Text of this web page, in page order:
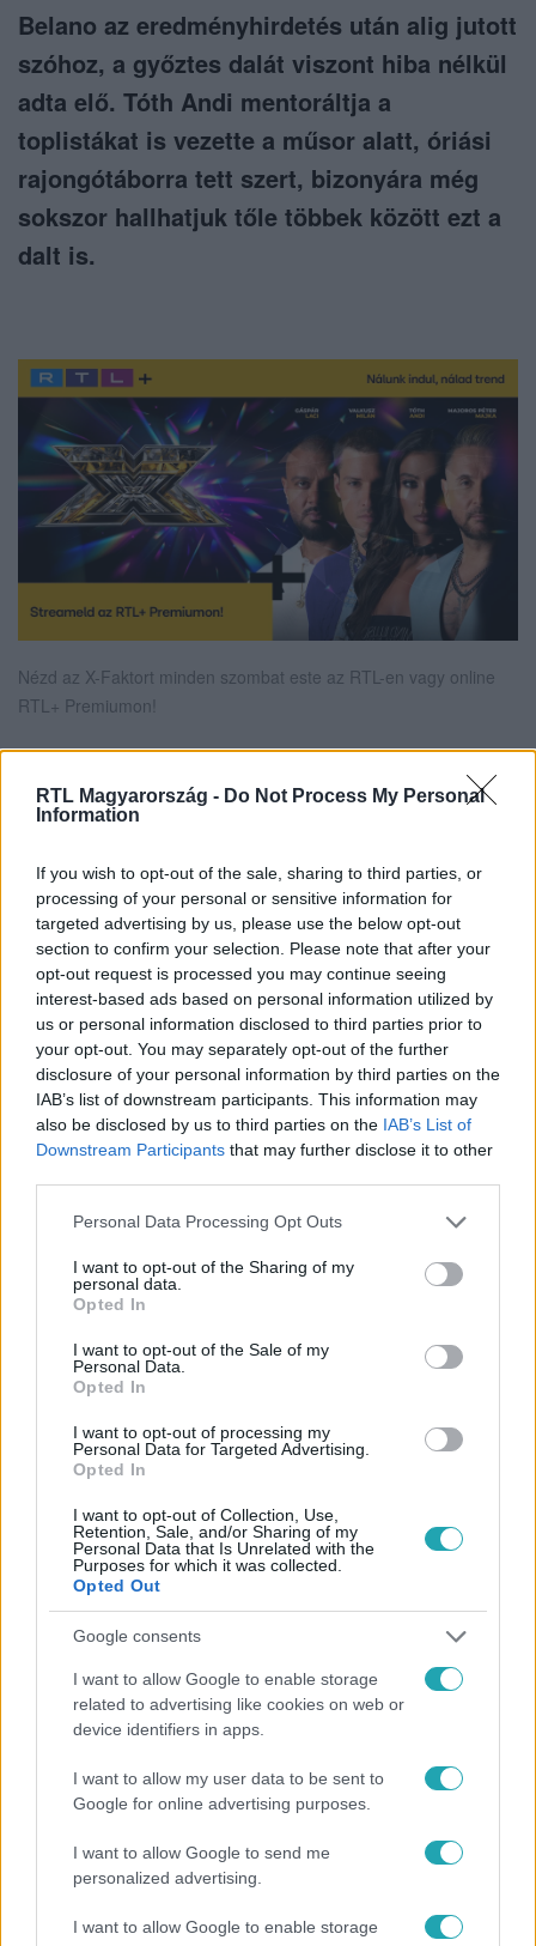
RTL Magyarország - Do Not Process My Personal
Information
If you wish to opt-out of the sale, sharing to third parties, or
processing of your personal or sensitive information for
targeted advertising by us, please use the below opt-out
section to confirm your selection. Please note that after your
opt-out request is processed you may continue seeing
interest-based ads based on personal information utilized by
us or personal information disclosed to third parties prior to
your opt-out. You may separately opt-out of the further
disclosure of your personal information by third parties on the
IAB’s list of downstream participants. This information may
also be disclosed by us to third parties on the IAB’s List of
Downstream Participants that may further disclose it to other
Please note that this website/app uses one or more Google
not limited to your visit or usage behaviour. You may click to
grant or deny consent to Google and its third-party tags to
use your data for below specified purposes in below Google
consent section.
Personal Data Processing Opt Outs
I want to opt-out of the Sharing of my
personal data.
Opted In
I want to opt-out of the Sale of my
Personal Data.
Opted In
I want to opt-out of processing my
Personal Data for Targeted Advertising.
Opted In
I want to opt-out of Collection, Use,
Retention, Sale, and/or Sharing of my
Personal Data that Is Unrelated with the
Purposes for which it was collected.
Opted Out
Google consents
I want to allow Google to enable storage
related to advertising like cookies on web or
device identifiers in apps.
I want to allow my user data to be sent to
Google for online advertising purposes.
I want to allow Google to send me
personalized advertising.
I want to allow Google to enable storage
Belano az eredményhirdetés után alig jutott
szóhoz, a győztes dalát viszont hiba nélkül
adta elő. Tóth Andi mentoráltja a
toplistákat is vezette a műsor alatt, óriási
rajongótáborra tett szert, bizonyára még
sokszor hallhatjuk tőle többek között ezt a
dalt is.
Nézd az X-Faktort minden szombat este az RTL-en vagy online
RTL+ Premiumon!
Itt állítsd be, hogy az RTL.hu az elsők között
Kövess minket, és értesülj a friss hírekről a
X-FAKTOR
EREDMÉNYHIRDETÉS #GYŐZELEM
Népszerű